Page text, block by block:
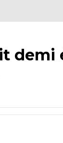
demi